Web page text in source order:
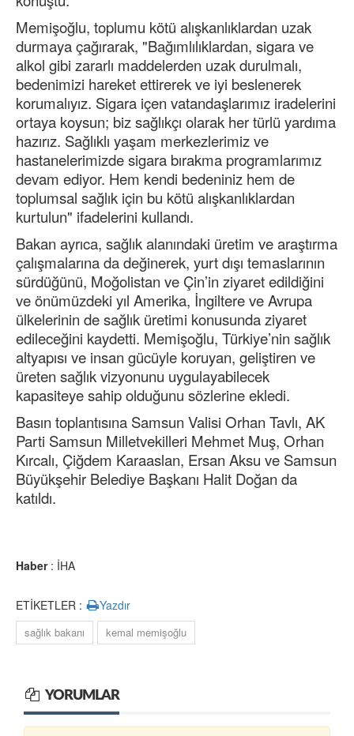
Memişoğlu, toplumu kötü alışkanlıklardan uzak
durmaya çağırarak, "Bağımlılıklardan, sigara ve
alkol gibi zararlı maddelerden uzak durulmalı,
bedenimizi hareket ettirerek ve iyi beslenerek
korumalıyız. Sigara içen vatandaşlarımız iradelerini
ortaya koysun; biz sağlıkçı olarak her türlü yardıma
hazırız. Sağlıklı yaşam merkezlerimiz ve
hastanelerimizde sigara bırakma programlarımız
devam ediyor. Hem kendi bedeniniz hem de
toplumsal sağlık için bu kötü alışkanlıklardan
kurtulun" ifadelerini kullandı.
Bakan ayrıca, sağlık alanındaki üretim ve araştırma
çalışmalarına da değinerek, yurt dışı temaslarının
sürdüğünü, Moğolistan ve Çin’in ziyaret edildiğini
ve önümüzdeki yıl Amerika, İngiltere ve Avrupa
ülkelerinin de sağlık üretimi konusunda ziyaret
edileceğini kaydetti. Memişoğlu, Türkiye’nin sağlık
altyapısı ve insan gücüyle koruyan, geliştiren ve
üreten sağlık vizyonunu uygulayabilecek
kapasiteye sahip olduğunu sözlerine ekledi.
Basın toplantısına Samsun Valisi Orhan Tavlı, AK
Parti Samsun Milletvekilleri Mehmet Muş, Orhan
Kırcalı, Çiğdem Karaaslan, Ersan Aksu ve Samsun
Büyükşehir Belediye Başkanı Halit Doğan da
katıldı.
Haber: İHA
ETİKETLER : Yazdır
sağlık bakanı kemal memişoğlu
YORUMLAR